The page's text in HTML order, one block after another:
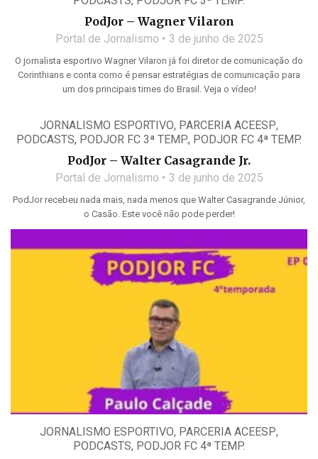
PodJor – Wagner Vilaron
Portal de Jornalismo 3 de junho de 2025
O jornalista esportivo Wagner Vilaron já foi diretor de comunicação do
Corinthians e conta como é pensar estratégias de comunicação para
um dos principais times do Brasil. Veja o vídeo!
JORNALISMO ESPORTIVO, PARCERIA ACEESP,
PODCASTS, PODJOR FC 3ª TEMP., PODJOR FC 4ª TEMP.
PodJor – Walter Casagrande Jr.
Portal de Jornalismo 3 de junho de 2025
PodJor recebeu nada mais, nada menos que Walter Casagrande Júnior,
o Casão. Este você não pode perder!
JORNALISMO ESPORTIVO, PARCERIA ACEESP,
PODCASTS, PODJOR FC 4ª TEMP.